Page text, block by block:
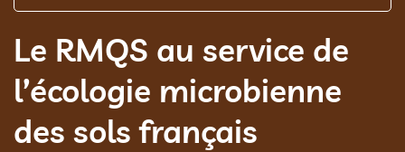
Le RMQS au service de
l’écologie microbienne
des sols français